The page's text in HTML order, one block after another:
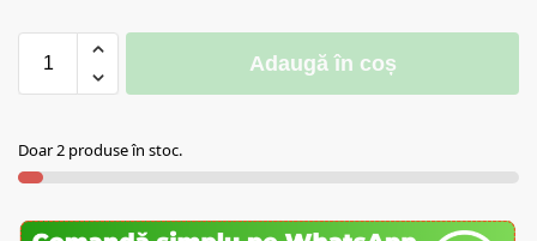
Adaugă în coș
Doar 2 produse în stoc.